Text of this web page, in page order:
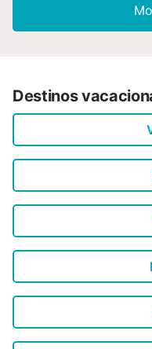
propia. Se pueden
directamente en el
Destinos